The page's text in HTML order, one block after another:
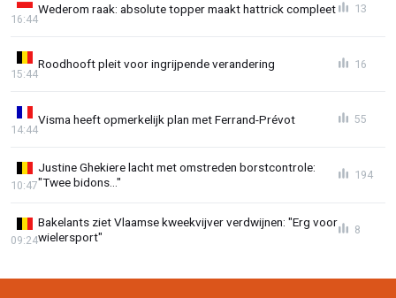
Wederom raak: absolute topper maakt hattrick compleet
16:44
13
Roodhooft pleit voor ingrijpende verandering
15:44
16
Visma heeft opmerkelijk plan met Ferrand-Prévot
14:44
55
Justine Ghekiere lacht met omstreden borstcontrole:
"Twee bidons..."
10:47
194
Bakelants ziet Vlaamse kweekvijver verdwijnen: "Erg voor
wielersport"
09:24
8